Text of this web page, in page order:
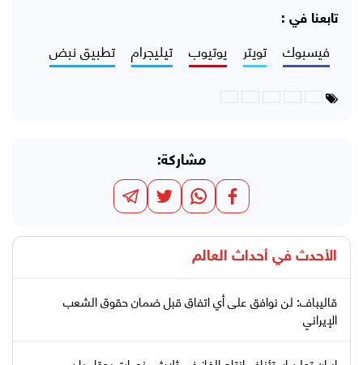
تابعنا في :
فيسبوك تويتر يوتيوب تيليجرام تطبيق نبض
مشاركة:
الأحدث في أحداث العالم
قاليباف: لن نوافق على أي اتفاق قبل ضمان حقوق الشعب
الإيراني